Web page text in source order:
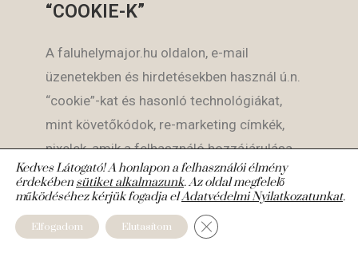
“COOKIE-K”
A faluhelymajor.hu oldalon, e-mail
üzenetekben és hirdetésekben használ ú.n.
“cookie”-kat és hasonló technológiákat,
mint követőkódok, re-marketing címkék,
pixelek, amik a felhasználó hozzájárulása
után lépnek működésbe.
Ezek a technológiák segítenek nekünk
jobban megérteni a felhasználók
Kedves Látogató! A honlapon a felhasználói élmény
érdekében sütiket alkalmazunk. Az oldal megfelelő
működéséhez kérjük fogadja elAdatvédelmi Nyilatkozatunkat.
Elfogadom Elutasítom Close GDPR Cookie Banner